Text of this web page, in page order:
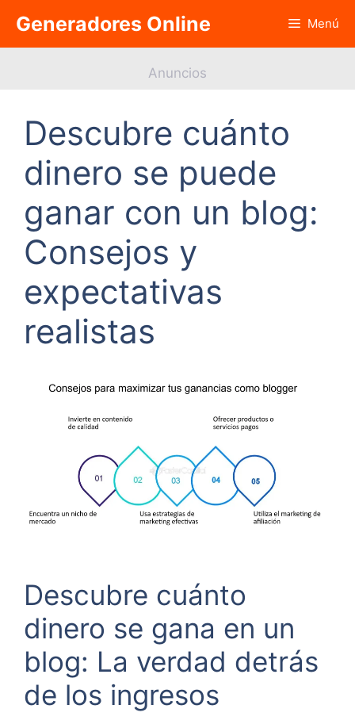
contenido
Generadores Online Menú
Anuncios
Descubre cuánto
dinero se puede
ganar con un blog:
Consejos y
expectativas
realistas
Descubre cuánto
dinero se gana en un
blog: La verdad detrás
de los ingresos